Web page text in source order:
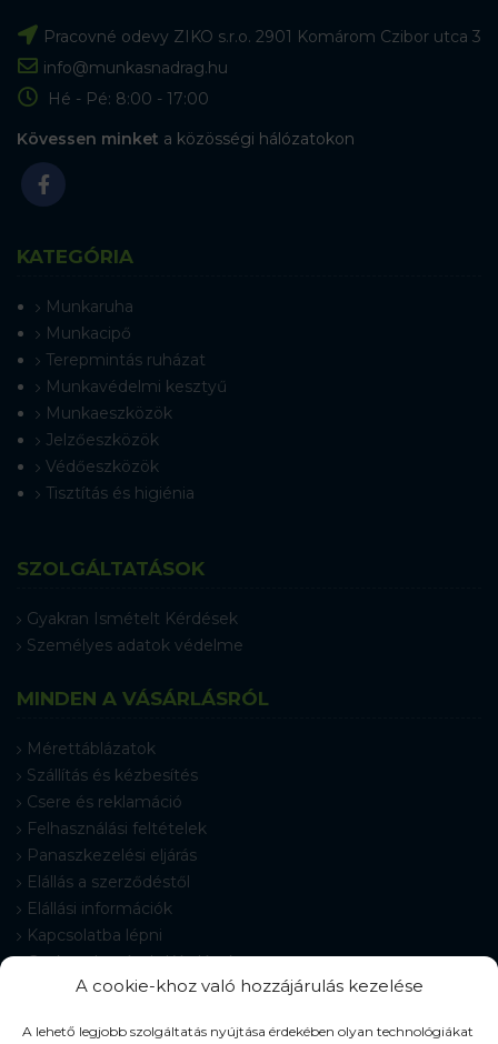
A cookie-khoz való hozzájárulás kezelése
A lehető legjobb szolgáltatás nyújtása érdekében olyan technológiákat
Pracovné odevy ZIKO s.r.o. 2901 Komárom Czibor utca 3
info@munkasnadrag.hu
Hé - Pé: 8:00 - 17:00
Kövessen minket a közösségi hálózatokon
KATEGÓRIA
Munkaruha
Munkacipő
Terepmintás ruházat
Munkavédelmi kesztyű
Munkaeszközök
Jelzőeszközök
Védőeszközök
Tisztítás és higiénia
SZOLGÁLTATÁSOK
Gyakran Ismételt Kérdések
Személyes adatok védelme
MINDEN A VÁSÁRLÁSRÓL
Mérettáblázatok
Szállítás és kézbesítés
Csere és reklamáció
Felhasználási feltételek
Panaszkezelési eljárás
Elállás a szerződéstől
Elállási információk
Kapcsolatba lépni
Gyakran Ismételt Kérdések
Cookie-beállítások